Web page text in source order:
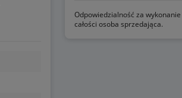
Odpowiedzialność za
całości osoba sprzedająca.